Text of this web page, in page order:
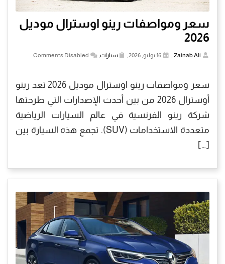
سعر ومواصفات رينو اوسترال موديل
2026
Zainab Ali
, سيارات,
Comments Disabled
سعر ومواصفات رينو اوسترال موديل 2026 تعد رينو
أوسترال 2026 من بين أحدث الإصدارات التي طرحتها
شركة رينو الفرنسية في عالم السيارات الرياضية
متعددة الاستخدامات (SUV). تجمع هذه السيارة بين
[…]